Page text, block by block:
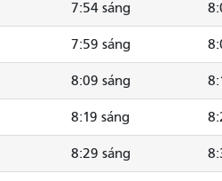
7:54 sáng
7:59 sáng
8:09 sáng
8:19 sáng
8:29 sáng